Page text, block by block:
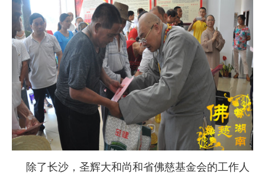
除了长沙，圣辉大和尚和省佛慈基金会的工作人